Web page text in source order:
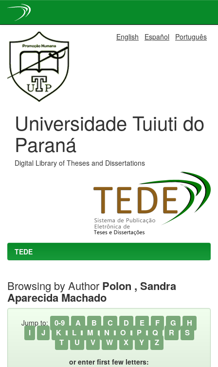
navigation
English Español Português
Universidade Tuiuti do
Paraná
Digital Library of Theses and Dissertations
TEDE
Browsing by Author Polon , Sandra
Aparecida Machado
Jump to: 0-9 A B C D E F G
H
I
J K L M N O P Q R
S
T
U V W X Y Z
or enter first few letters: